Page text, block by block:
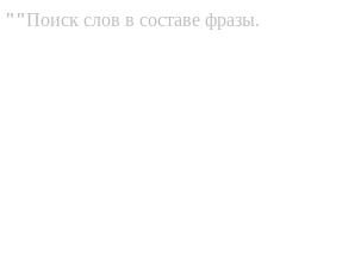
""Поиск слов в составе фразы.